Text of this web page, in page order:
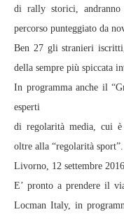
di rally storici,
percorso punteggiato da
Ben 27 gli stranieri
della sempre più spiccata
In programma anche il
esperti
di regolarità media, cui è
oltre alla “regolarità sport”.
Livorno, 12 settembre
E’ pronto a prendere il
Locman Italy, in